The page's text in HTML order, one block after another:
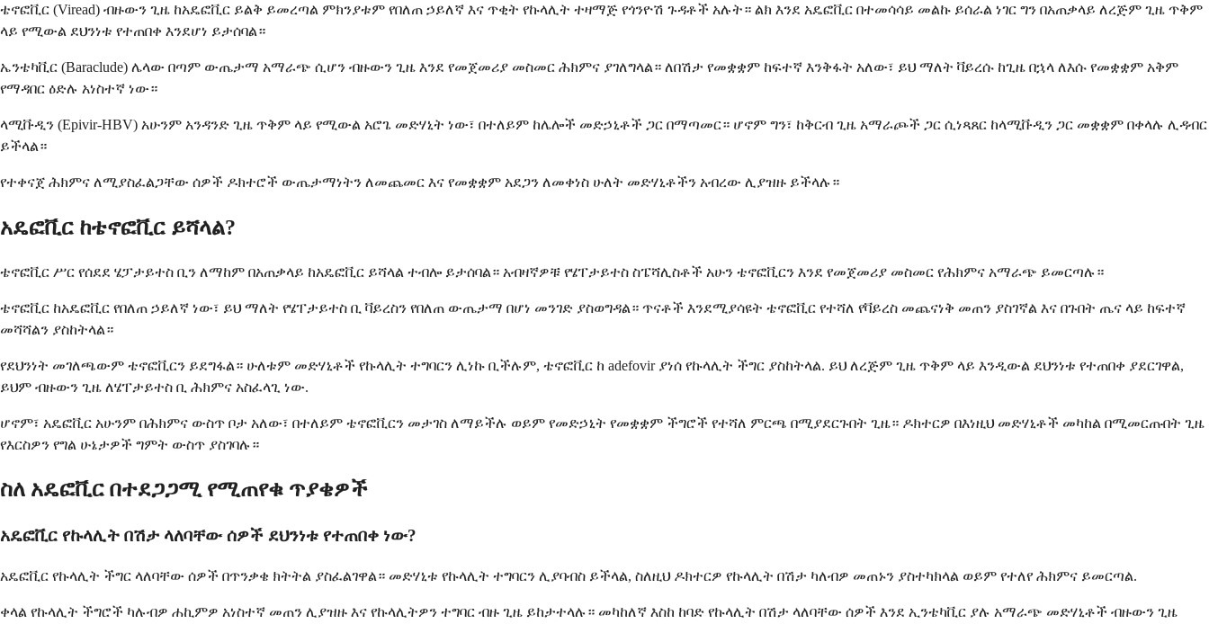
ቴኖፎቪር (Viread) ብዙውን ጊዜ ከአዴፎቪር ይልቅ ይመረጣል ምክንያቱም የበለጠ ኃይለኛ እና ጥቂት የኩላሊት ተዛማጅ የጎንዮሽ ጉዳቶች አሉት። ልክ እንደ አዴፎቪር በተመሳሳይ መልኩ ይሰራል ነገር ግን በአጠቃላይ ለረጅም ጊዜ ጥቅም
ላይ የሚውል ደህንነቱ የተጠበቀ እንደሆነ ይታሰባል።
ኤንቴካቪር (Baraclude) ሌላው በጣም ውጤታማ አማራጭ ሲሆን ብዙውን ጊዜ እንደ የመጀመሪያ መስመር ሕክምና ያገለግላል። ለበሽታ የመቋቋም ከፍተኛ እንቅፋት አለው፣ ይህ ማለት ቫይረሱ ከጊዜ በኋላ ለእሱ የመቋቋም አቅም
የማዳበር ዕድሉ አነስተኛ ነው።
ላሚቩዲን (Epivir-HBV) አሁንም አንዳንድ ጊዜ ጥቅም ላይ የሚውል አሮጌ መድሃኒት ነው፣ በተለይም ከሌሎች መድኃኒቶች ጋር በማጣመር። ሆኖም ግን፣ ከቅርብ ጊዜ አማራጮች ጋር ሲነጻጸር ከላሚቩዲን ጋር መቋቋም በቀላሉ ሊዳብር
ይችላል።
የተቀናጀ ሕክምና ለሚያስፈልጋቸው ሰዎች ዶክተሮች ውጤታማነትን ለመጨመር እና የመቋቋም አደጋን ለመቀነስ ሁለት መድሃኒቶችን አብረው ሊያዝዙ ይችላሉ።
አዴፎቪር ከቴኖፎቪር ይሻላል?
ቴኖፎቪር ሥር የሰደደ ሄፓታይተስ ቢን ለማከም በአጠቃላይ ከአዴፎቪር ይሻላል ተብሎ ይታሰባል። አብዛኛዎቹ የሄፐታይተስ ስፔሻሊስቶች አሁን ቴኖፎቪርን እንደ የመጀመሪያ መስመር የሕክምና አማራጭ ይመርጣሉ።
ቴኖፎቪር ከአዴፎቪር የበለጠ ኃይለኛ ነው፣ ይህ ማለት የሄፐታይተስ ቢ ቫይረስን የበለጠ ውጤታማ በሆነ መንገድ ያስወግዳል። ጥናቶች እንደሚያሳዩት ቴኖፎቪር የተሻለ የቫይረስ መጨናነቅ መጠን ያስገኛል እና በጉበት ጤና ላይ ከፍተኛ
መሻሻልን ያስከትላል።
የደህንነት መገለጫውም ቴኖፎቪርን ይደግፋል። ሁለቱም መድሃኒቶች የኩላሊት ተግባርን ሊነኩ ቢችሉም, ቴኖፎቪር ከ adefovir ያነሰ የኩላሊት ችግር ያስከትላል. ይህ ለረጅም ጊዜ ጥቅም ላይ እንዲውል ደህንነቱ የተጠበቀ ያደርገዋል,
ይህም ብዙውን ጊዜ ለሄፐታይተስ ቢ ሕክምና አስፈላጊ ነው.
ሆኖም፣ አዴፎቪር አሁንም በሕክምና ውስጥ ቦታ አለው፣ በተለይም ቴኖፎቪርን መታገስ ለማይችሉ ወይም የመድኃኒት የመቋቋም ችግሮች የተሻለ ምርጫ በሚያደርጉበት ጊዜ። ዶክተርዎ በእነዚህ መድሃኒቶች መካከል በሚመርጡበት ጊዜ
የእርስዎን የግል ሁኔታዎች ግምት ውስጥ ያስገባሉ።
ስለ አዴፎቪር በተደጋጋሚ የሚጠየቁ ጥያቄዎች
አዴፎቪር የኩላሊት በሽታ ላለባቸው ሰዎች ደህንነቱ የተጠበቀ ነው?
አዴፎቪር የኩላሊት ችግር ላለባቸው ሰዎች በጥንቃቄ ክትትል ያስፈልገዋል። መድሃኒቱ የኩላሊት ተግባርን ሊያባብስ ይችላል, ስለዚህ ዶክተርዎ የኩላሊት በሽታ ካለብዎ መጠኑን ያስተካክላል ወይም የተለየ ሕክምና ይመርጣል.
ቀላል የኩላሊት ችግሮች ካሉብዎ ሐኪምዎ አነስተኛ መጠን ሊያዝዙ እና የኩላሊትዎን ተግባር ብዙ ጊዜ ይከታተላሉ። መካከለኛ እስከ ከባድ የኩላሊት በሽታ ላለባቸው ሰዎች እንደ ኢንቴካቪር ያሉ አማራጭ መድሃኒቶች ብዙውን ጊዜ